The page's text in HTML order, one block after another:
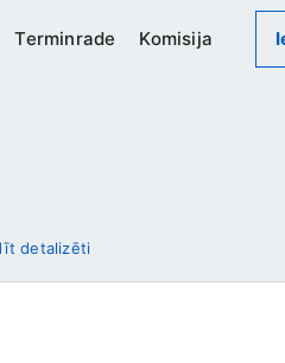
Terminrade Komisija
detalizēti